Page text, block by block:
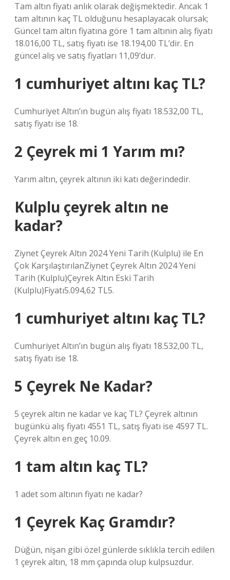
Tam altın fiyatı anlık olarak değişmektedir. Ancak 1
tam altının kaç TL olduğunu hesaplayacak olursak;
Güncel tam altın fiyatına göre 1 tam altının alış fiyatı
18.016,00 TL, satış fiyatı ise 18.194,00 TL’dir. En
güncel alış ve satış fiyatları 11,09’dur.
1 cumhuriyet altını kaç TL?
Cumhuriyet Altın’ın bugün alış fiyatı 18.532,00 TL,
satış fiyatı ise 18.
2 Çeyrek mi 1 Yarım mı?
Yarım altın, çeyrek altının iki katı değerindedir.
Kulplu çeyrek altın ne
kadar?
Ziynet Çeyrek Altın 2024 Yeni Tarih (Kulplu) ile En
Çok KarşılaştırılanZiynet Çeyrek Altın 2024 Yeni
Tarih (Kulplu)Çeyrek Altın Eski Tarih
(Kulplu)Fiyatı5.094,62 TL5.
1 cumhuriyet altını kaç TL?
Cumhuriyet Altın’ın bugün alış fiyatı 18.532,00 TL,
satış fiyatı ise 18.
5 Çeyrek Ne Kadar?
5 çeyrek altın ne kadar ve kaç TL? Çeyrek altının
bugünkü alış fiyatı 4551 TL, satış fiyatı ise 4597 TL.
Çeyrek altın en geç 10.09.
1 tam altın kaç TL?
1 adet som altının fiyatı ne kadar?
1 Çeyrek Kaç Gramdır?
Düğün, nişan gibi özel günlerde sıklıkla tercih edilen
1 çeyrek altın, 18 mm çapında olup kulpsuzdur.